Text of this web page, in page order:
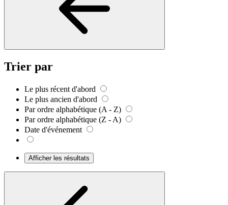
Trier par
Le plus récent d'abord
Le plus ancien d'abord
Par ordre alphabétique (A - Z)
Par ordre alphabétique (Z - A)
Date d'événement
Afficher les résultats